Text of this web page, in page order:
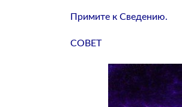
Примите к Сведению.
СОВЕТ